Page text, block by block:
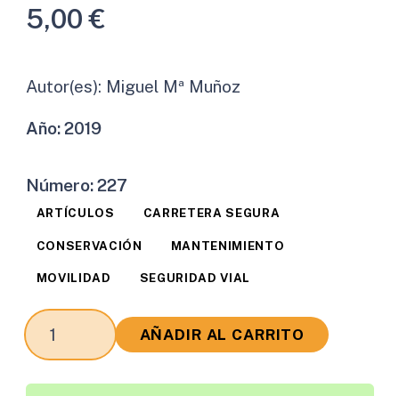
5,00€
Autor(es): Miguel Mª Muñoz
Año:2019
Número:227
ARTÍCULOS CARRETERA SEGURA
CONSERVACIÓN MANTENIMIENTO
MOVILIDAD SEGURIDAD VIAL
Hablar
de
AÑADIR AL CARRITO